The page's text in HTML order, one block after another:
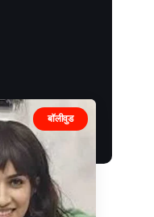
बॉलीवुड